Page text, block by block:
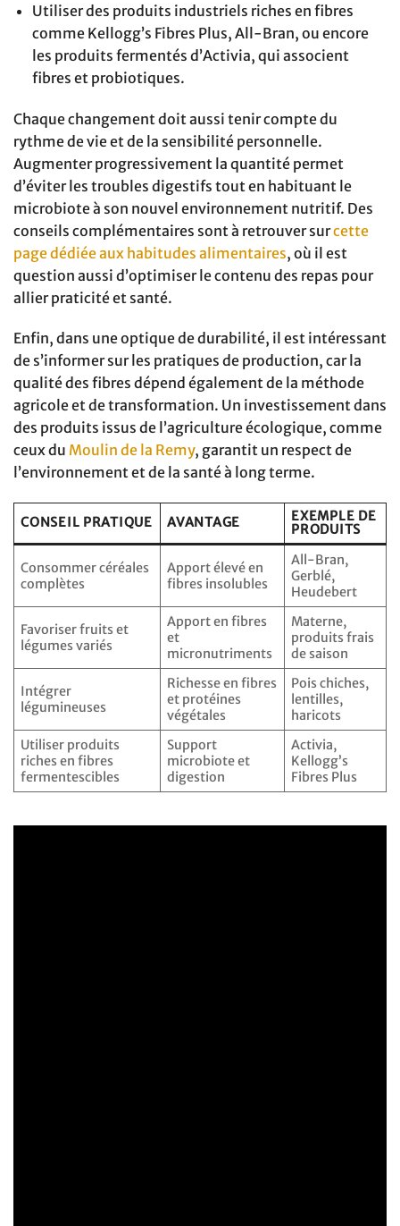
Utiliser des produits industriels riches en fibres
comme Kellogg’s Fibres Plus, All-Bran, ou encore
les produits fermentés d’Activia, qui associent
fibres et probiotiques.
Chaque changement doit aussi tenir compte du
rythme de vie et de la sensibilité personnelle.
Augmenter progressivement la quantité permet
d’éviter les troubles digestifs tout en habituant le
microbiote à son nouvel environnement nutritif. Des
conseils complémentaires sont à retrouver surcette
page dédiée aux habitudes alimentaires, où il est
question aussi d’optimiser le contenu des repas pour
allier praticité et santé.
Enfin, dans une optique de durabilité, il est intéressant
de s’informer sur les pratiques de production, car la
qualité des fibres dépend également de la méthode
agricole et de transformation. Un investissement dans
des produits issus de l’agriculture écologique, comme
ceux du Moulin de la Remy, garantit un respect de
l’environnement et de la santé à long terme.
CONSEIL PRATIQUE AVANTAGE
EXEMPLE DE
PRODUITS
Consommer céréales
complètes
Apport élevé en
fibres insolubles
All-Bran,
Gerblé,
Heudebert
Favoriser fruits et
légumes variés
Apport en fibres
et
micronutriments
Materne,
produits frais
de saison
Intégrer
légumineuses
Richesse en fibres
et protéines
végétales
Pois chiches,
lentilles,
haricots
Utiliser produits
riches en fibres
fermentescibles
Support
microbiote et
digestion
Activia,
Kellogg’s
Fibres Plus